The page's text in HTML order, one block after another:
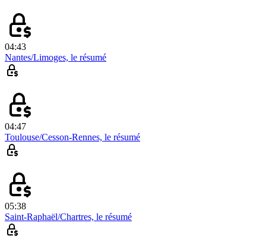
04:43
Nantes/Limoges, le résumé
04:47
Toulouse/Cesson-Rennes, le résumé
05:38
Saint-Raphaël/Chartres, le résumé